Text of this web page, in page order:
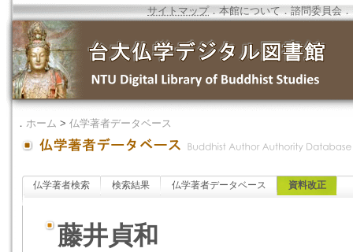
サイトマップ．本館について ．諮問委員会 ．
． ホーム > 仏学著者データベース
仏学著者検索 検索結果 仏学著者データベース 資料改正
藤井貞和